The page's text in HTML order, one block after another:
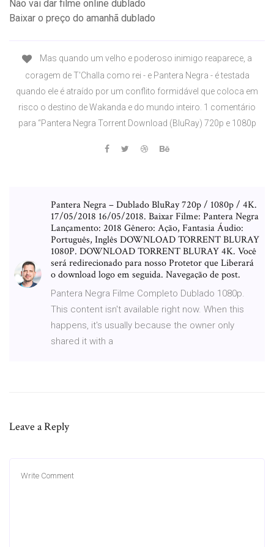
Não vai dar filme online dublado
Baixar o preço do amanhã dublado
Mas quando um velho e poderoso inimigo reaparece, a
coragem de T'Challa como rei - e Pantera Negra - é testada
quando ele é atraído por um conflito formidável que coloca em
risco o destino de Wakanda e do mundo inteiro. 1 comentário
para “Pantera Negra Torrent Download (BluRay) 720p e 1080p
Pantera Negra – Dublado BluRay 720p / 1080p / 4K.
17/05/2018 16/05/2018. Baixar Filme: Pantera Negra
Lançamento: 2018 Gênero: Ação, Fantasia Áudio:
Português, Inglês DOWNLOAD TORRENT BLURAY
1080P. DOWNLOAD TORRENT BLURAY 4K. Você
será redirecionado para nosso Protetor que Liberará
o download logo em seguida. Navegação de post.
Pantera Negra Filme Completo Dublado 1080p.
This content isn't available right now. When this
happens, it's usually because the owner only
shared it with a
Leave a Reply